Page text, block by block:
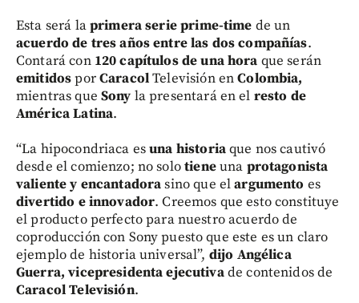
Esta será laprimera serie prime-time de un
acuerdo de tres añosentre las dos compañías.
Contará con120 capítulos de una hora que serán
emitidosporCaracolTelevisión enColombia,
mientras que Sony la presentará en el resto de
América Latina.
“La hipocondriaca esuna historiaque nos cautivó
desde el comienzo; no solotieneuna protagonista
valiente y encantadorasino que elargumento es
divertido e innovador. Creemos que esto constituye
el producto perfecto para nuestro acuerdo de
coproducción con Sony puesto que este es un claro
ejemplo de historia universal”, dijo Angélica
Guerra, vicepresidenta ejecutivade contenidos de
Caracol Televisión.